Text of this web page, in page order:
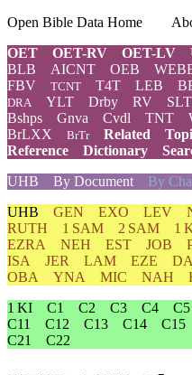
Open Bible Data Home
OET
OET-RV OET-LV
BLB AICNT OEB
FBV
TCNT T4T LEB
DRA YLT Drby RV SLT
Bshps
Gnva Cvdl TNT
BrLXX
BrTr Related
Reference
Dictionary
UHB
By Document By
UHB GEN EXO LEV
RUTH
1 SAM 2 SAM 1
EZRA
NEH EST JOB
ISA
JER LAM EZE
OBA
YNA MIC NAH
1 KI
C1 C2 C3 C4 C5
C11
C12 C13 C14 C15
C21
C22